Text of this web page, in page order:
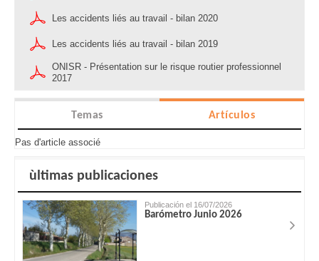
Les accidents liés au travail - bilan 2020
Les accidents liés au travail - bilan 2019
ONISR - Présentation sur le risque routier professionnel
2017
Temas Artículos
Pas d'article associé
ùltimas publicaciones
Publicación el 16/07/2026
Barómetro Junio 2026